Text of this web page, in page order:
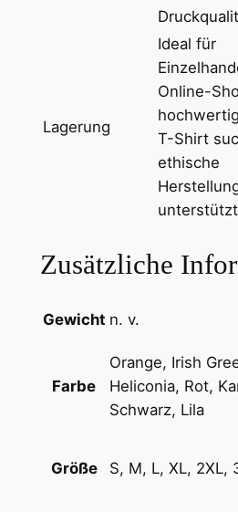
M
Lagerung
Ideal für
Online-
T-Shirt
ethische
Zusätzliche
Gewicht n. v.
Farbe
Orange, Irish
Heliconia, Rot,
Schwarz, Lila
Größe S, M, L, XL, 2XL,